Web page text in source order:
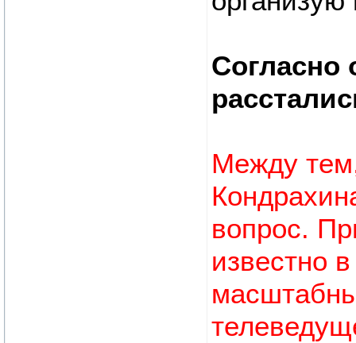
Согласно
Между
вопрос.
известно